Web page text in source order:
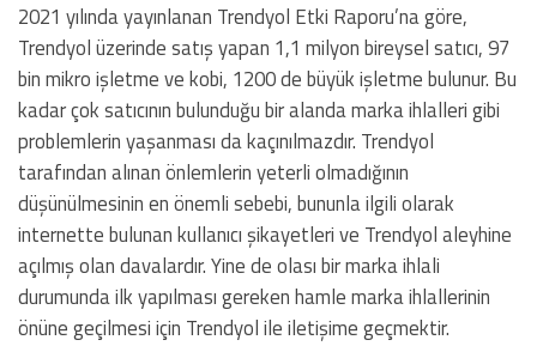
2021 yılında yayınlanan Trendyol Etki Raporu’na göre,
Trendyol üzerinde satış yapan 1,1 milyon bireysel satıcı, 97
bin mikro işletme ve kobi, 1200 de büyük işletme bulunur. Bu
kadar çok satıcının bulunduğu bir alanda marka ihlalleri gibi
problemlerin yaşanması da kaçınılmazdır. Trendyol
tarafından alınan önlemlerin yeterli olmadığının
düşünülmesinin en önemli sebebi, bununla ilgili olarak
internette bulunan kullanıcı şikayetleri ve Trendyol aleyhine
açılmış olan davalardır. Yine de olası bir marka ihlali
durumunda ilk yapılması gereken hamle marka ihlallerinin
önüne geçilmesi için Trendyol ile iletişime geçmektir.